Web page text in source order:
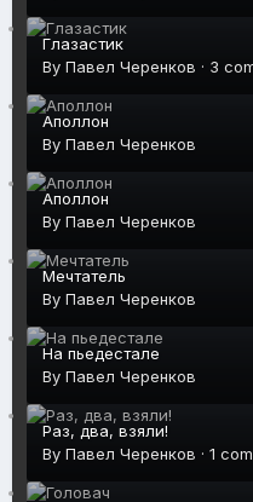
Глазастик
By Павел Черенков · 3
Аполлон
By Павел Черенков
Аполлон
By Павел Черенков
Мечтатель
By Павел Черенков
На пьедестале
By Павел Черенков
Раз, два, взяли!
By Павел Черенков · 1